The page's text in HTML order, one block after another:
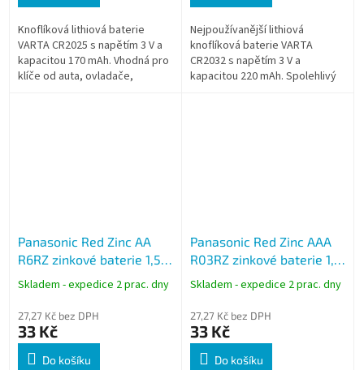
Knoflíková lithiová baterie
VARTA CR2025 s napětím 3 V a
kapacitou 170 mAh. Vhodná pro
klíče od auta, ovladače,
Nejpoužívanější lithiová
knoflíková baterie VARTA
CR2032 s napětím 3 V a
kapacitou 220 mAh. Spolehlivý
Panasonic Red Zinc AA
R6RZ zinkové baterie 1,5 V
blistr 4 ks tužkové
Skladem - expedice 2 prac. dny
27,27 Kč bez DPH
33 Kč
Do košíku
Panasonic Red Zinc AAA
R03RZ zinkové baterie 1,5
V blistr 4 ks mikrotužkové
Skladem - expedice 2 prac. dny
27,27 Kč bez DPH
33 Kč
Do košíku